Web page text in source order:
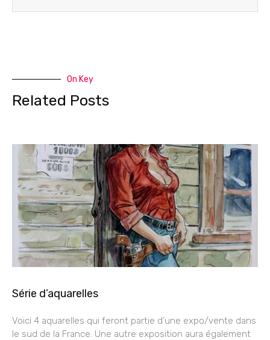
On Key
Related Posts
Série d’aquarelles
Voici 4 aquarelles qui feront partie d’une expo/vente dans
le sud de la France. Une autre exposition aura également